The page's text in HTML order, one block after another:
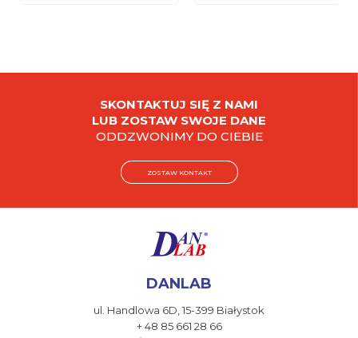
SKONTAKTUJ SIĘ Z NAMI
LUB ZOSTAW SWOJE DANE
ODDZWONIMY DO CIEBIE
ZOSTAW KONTAKT
DANLAB
ul. Handlowa 6D,15-399 Białystok
+ 48 85 661 28 66